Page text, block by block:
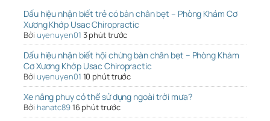
Dấu hiệu nhận biết trẻ có bàn chân bẹt – Phòng Khám Cơ
Xương Khớp Usac Chiropractic
Bởi uyenuyen01 3 phút trước
Dấu hiệu nhận biết hội chứng bàn chân bẹt – Phòng Khám
Cơ Xương Khớp Usac Chiropractic
Bởi uyenuyen01 10 phút trước
Xe nâng phuy có thể sử dụng ngoài trời mưa?
Bởi hanatc8916 phút trước